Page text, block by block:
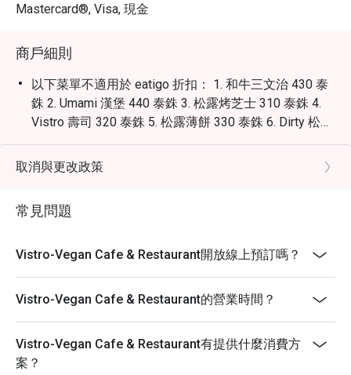
Mastercard®, Visa, 現金
商戶細則
以下菜單不適用於 eatigo 折扣： 1. 和牛三文治 430 泰
銖 2. Umami 漢堡 440 泰銖 3. 松露烤芝士 310 泰銖 4.
Vistro 壽司 320 泰銖 5. 松露薄餅 330 泰銖 6. Dirty 松露
披薩 390 泰銖
取消與更改政策
常見問題
Vistro-Vegan Cafe & Restaurant開放線上預訂嗎？
Vistro-Vegan Cafe & Restaurant的營業時間？
Vistro-Vegan Cafe & Restaurant有提供什麼消費方
案？